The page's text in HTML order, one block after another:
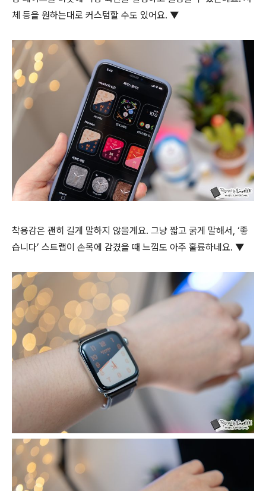
체 등을 원하는대로 커스텀할 수도 있어요. ▼
착용감은 괜히 길게 말하지 않을게요. 그냥 짧고 굵게 말해서, ‘좋
습니다’ 스트랩이 손목에 감겼을 때 느낌도 아주 훌륭하네요. ▼